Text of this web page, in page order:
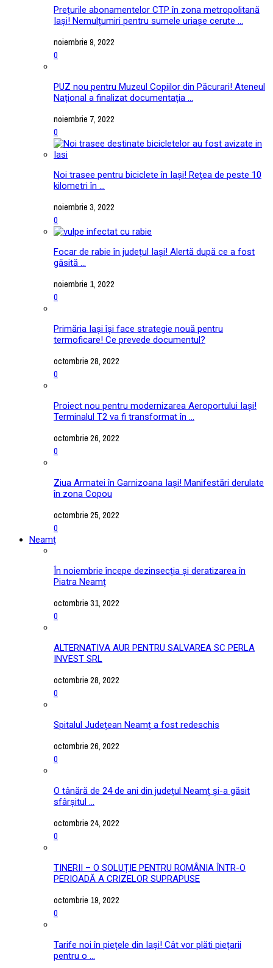
Prețurile abonamentelor CTP în zona metropolitană
Iași! Nemulțumiri pentru sumele uriașe cerute ...
noiembrie 9, 2022
0
PUZ nou pentru Muzeul Copiilor din Păcurari! Ateneul
Național a finalizat documentația ...
noiembrie 7, 2022
0
Noi trasee pentru biciclete în Iași! Rețea de peste 10
kilometri în ...
noiembrie 3, 2022
0
Focar de rabie în județul Iași! Alertă după ce a fost
găsită ...
noiembrie 1, 2022
0
Primăria Iași își face strategie nouă pentru
termoficare! Ce prevede documentul?
octombrie 28, 2022
0
Proiect nou pentru modernizarea Aeroportului Iași!
Terminalul T2 va fi transformat în ...
octombrie 26, 2022
0
Ziua Armatei în Garnizoana Iași! Manifestări derulate
în zona Copou
octombrie 25, 2022
0
Neamț
În noiembrie începe dezinsecția și deratizarea în
Piatra Neamț
octombrie 31, 2022
0
ALTERNATIVA AUR PENTRU SALVAREA SC PERLA
INVEST SRL
octombrie 28, 2022
0
Spitalul Județean Neamț a fost redeschis
octombrie 26, 2022
0
O tânără de 24 de ani din județul Neamț și-a găsit
sfârșitul ...
octombrie 24, 2022
0
TINERII – O SOLUȚIE PENTRU ROMÂNIA ÎNTR-O
PERIOADĂ A CRIZELOR SUPRAPUSE
octombrie 19, 2022
0
Tarife noi în piețele din Iași! Cât vor plăti piețarii
pentru o ...